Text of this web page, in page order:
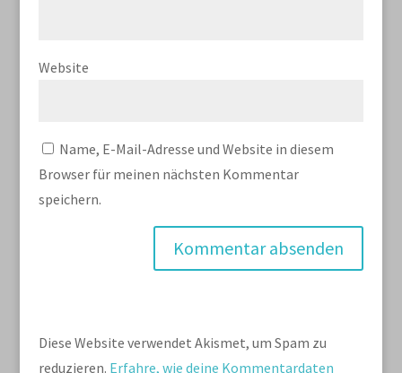
Website
Name, E-Mail-Adresse und Website in diesem
Browser für meinen nächsten Kommentar
speichern.
Diese Website verwendet Akismet, um Spam zu
reduzieren. Erfahre, wie deine Kommentardaten